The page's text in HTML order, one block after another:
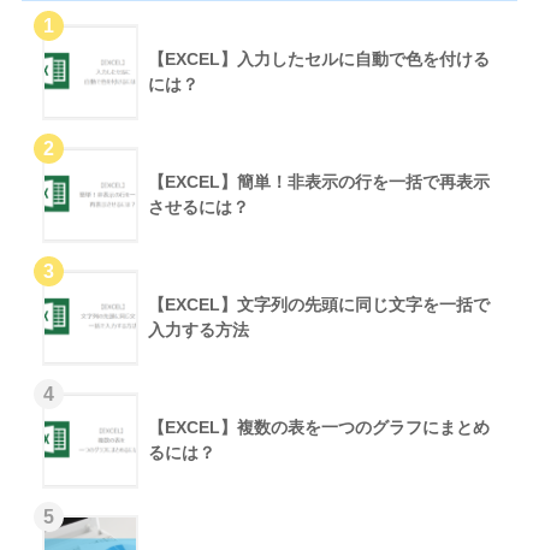
【EXCEL】入力したセルに自動で色を付ける
には？
【EXCEL】簡単！非表示の行を一括で再表示
させるには？
【EXCEL】文字列の先頭に同じ文字を一括で
入力する方法
【EXCEL】複数の表を一つのグラフにまとめ
るには？